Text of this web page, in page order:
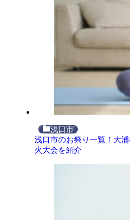
浅口市
浅口市のお祭り一覧！大
火大会を紹介